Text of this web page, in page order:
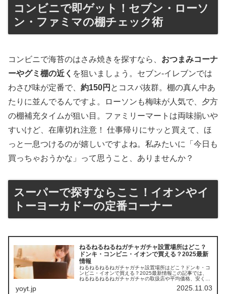
コンビニで即ゲット！セブン・ローソ
ン・ファミマの棚チェック術
コンビニで海苔のはさみ焼きを探すなら、 おつまみコーナ
ーやグミ棚の近く を狙いましょう。セブン-イレブンでは
わさび味が定番で、 約150円 とコスパ抜群。棚の真ん中あ
たりに並んでるんですよ。ローソンも梅味が人気で、夕方
の棚補充タイムが狙い目。ファミリーマートは両味揃いや
すいけど、在庫切れ注意！ 仕事帰りにサッと買えて、ほ
っと一息つけるのが嬉しいですよね。私みたいに「今日も
買っちゃおうかな」って思うこと、ありませんか？
スーパーで探すならここ！イオンやイ
トーヨーカドーの定番コーナー
ねるねるねるねガチャガチャ設置場所はどこ？
ドンキ・コンビニ・イオンで買える？2025最新
情報
ねるねるねるねガチャガチャ設置場所はどこ？ドンキ・コ
ンビニ・イオンで買える？2025最新情報この記事では、
ねるねるねるねガチャガチャの取扱店や平均価格、安く買
yoyt.jp 2025.11.03